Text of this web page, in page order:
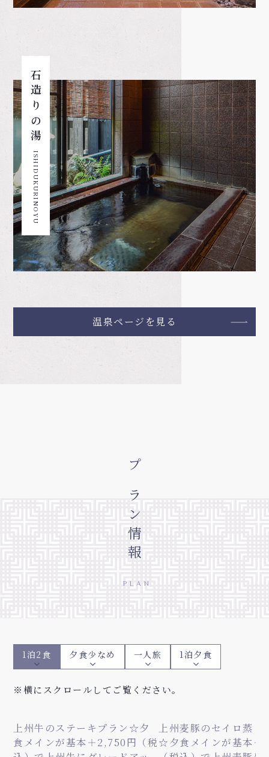
石造りの湯
ISHIDUKURINOYU
温泉ページを見る
プラン情報
PLAN
1泊2食 夕食少なめ 一人旅 1泊夕食
※横にスクロールしてご覧ください。
上州牛のステーキプラン☆夕
食メインが基本＋2,750円（税
上州麦豚のセイロ蒸し
☆夕食メインが基本＋